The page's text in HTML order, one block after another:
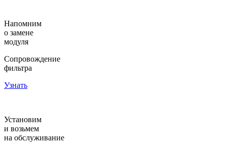
Напомним
о замене
модуля
Сопровождение
фильтра
Узнать
Установим
и возьмем
на обслуживание